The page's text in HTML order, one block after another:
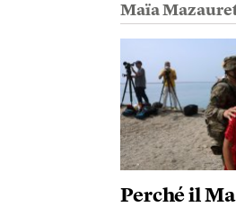
Maïa
Perché il